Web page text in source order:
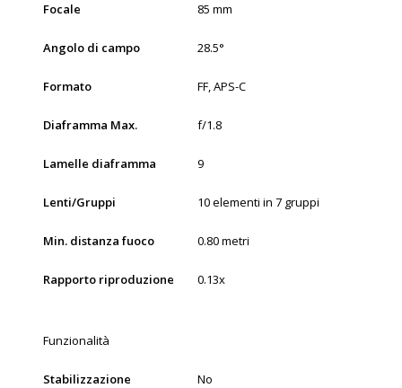
Focale 85 mm
Angolo di campo 28.5°
Formato FF, APS-C
Diaframma Max. f/1.8
Lamelle diaframma 9
Lenti/Gruppi 10 elementi in 7 gruppi
Min. distanza fuoco 0.80 metri
Rapporto riproduzione 0.13x
Funzionalità
Stabilizzazione No